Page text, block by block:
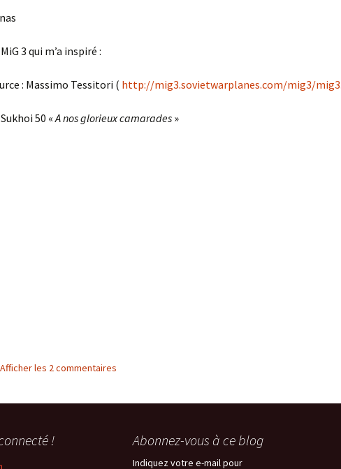
3 qui m’a inspiré :
: Massimo Tessitori ( http://mig3.sovietwarplanes.com/mig3/
50 «A nos glorieux camarades »
Afficher les 2 commentaires
! Abonnez-vous à ce blog
Indiquez votre e-mail pour